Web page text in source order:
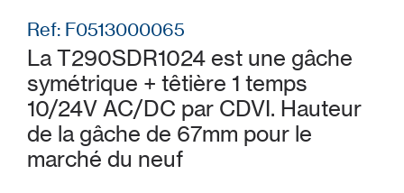
Ref: F0513000065
La T290SDR1024 est une gâche
symétrique + têtière 1 temps
10/24V AC/DC par CDVI. Hauteur
de la gâche de 67mm pour le
marché du neuf